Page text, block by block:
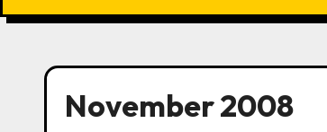
November 2008